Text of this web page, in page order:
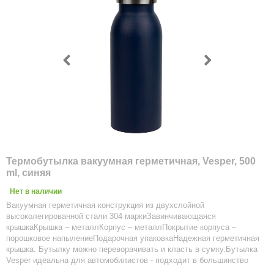
Термобутылка вакуумная герметичная, Vesper, 500
ml, синяя
Нет в наличии
Вакуумная герметичная конструкция из двухслойной
высоколегированной стали 304 маркиЗавинчивающаяся
крышкаКрышка – металлКорпус – металлПокрытие корпуса –
порошковое напылениеПодарочная упаковкаНадежная герметичная
крышка. Бутылку можно переворачивать и класть в сумку.Бутылка
Vesper идеальна для автомобилистов - подходит в большинство